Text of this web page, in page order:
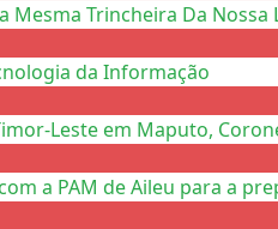
Trincheira Da Nossa
da Informação
Leste em Maputo,
a PAM de Aileu para a